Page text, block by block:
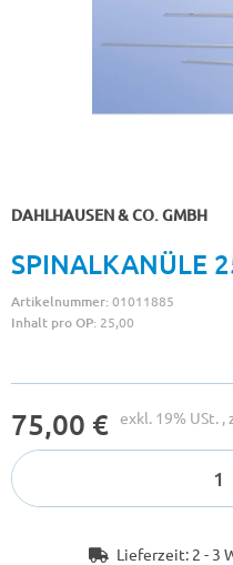
DAHLHAUSEN & CO. GMBH
SPINALKANÜLE
Artikelnummer:01011885
Inhalt pro OP: 25,00
75,00 € exkl. 19% USt. ,
Lieferzeit: 2 - 3